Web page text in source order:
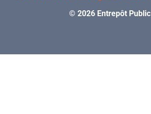
© 2026 Entrepôt Public